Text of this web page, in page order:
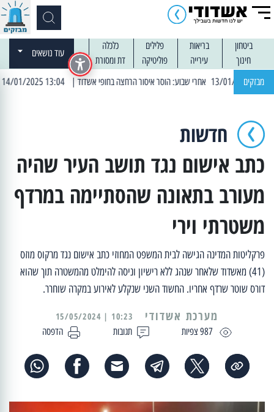
ביטחון בריאות פלילים
כלכלה
חינוך
עירייה פוליטיקה דת ומסורת
עוד נושאים
מבזקים | 13:04 14/01/2025 עובדים בלילות: עבודות קרצוף וריבוד אספלט
חדשות
כתב אישום נגד תושב העיר שהיה
מעורב בתאונה שהסתיימה במרדף
משטרתי וירי
פרקליטות המדינה הגישה לבית המשפט המחוזי כתב אישום נגד מרקוס מוזס
(41) מאשדוד שלאחר שנהג ללא רישיון וניסה להימלט מהמשטרה תוך שהוא
דורס שוטר שרדף אחריו. החשוד השני שנקלע לאירוע במקרה שוחרר.
987 צפיות תגובות הדפסה
מערכת אשדודי 10:23 | 15/05/2024